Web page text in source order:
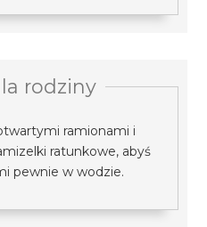
rodziny
ramionami i
ratunkowe, abyś
pewnie w wodzie.